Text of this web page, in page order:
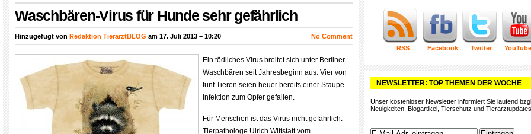
Waschbären-Virus für Hunde sehr gefährlich
Hinzugefügt von Redaktion TierarztBLOG am 17. Juli 2013 – 10:20 No Comment
Ein tödliches Virus breitet sich unter Berliner
Waschbären seit Jahresbeginn aus. Vier von
fünf Tieren seien heuer bereits einer Staupe-
Infektion zum Opfer gefallen.
Für Menschen ist das Virus nicht gefährlich.
Tierpathologe Ulrich Wittstatt vom
RSS Facebook Twitter YouTube
NEWSLETTER: TOP THEMEN DER WOCHE
Unser kostenloser Newsletter informiert Sie laufend
Neuigkeiten, Blogartikel, Tierschutz und